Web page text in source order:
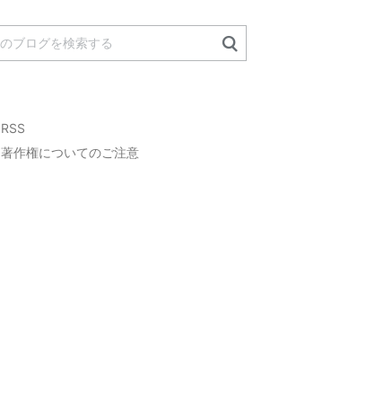
RSS
著作権についてのご注意